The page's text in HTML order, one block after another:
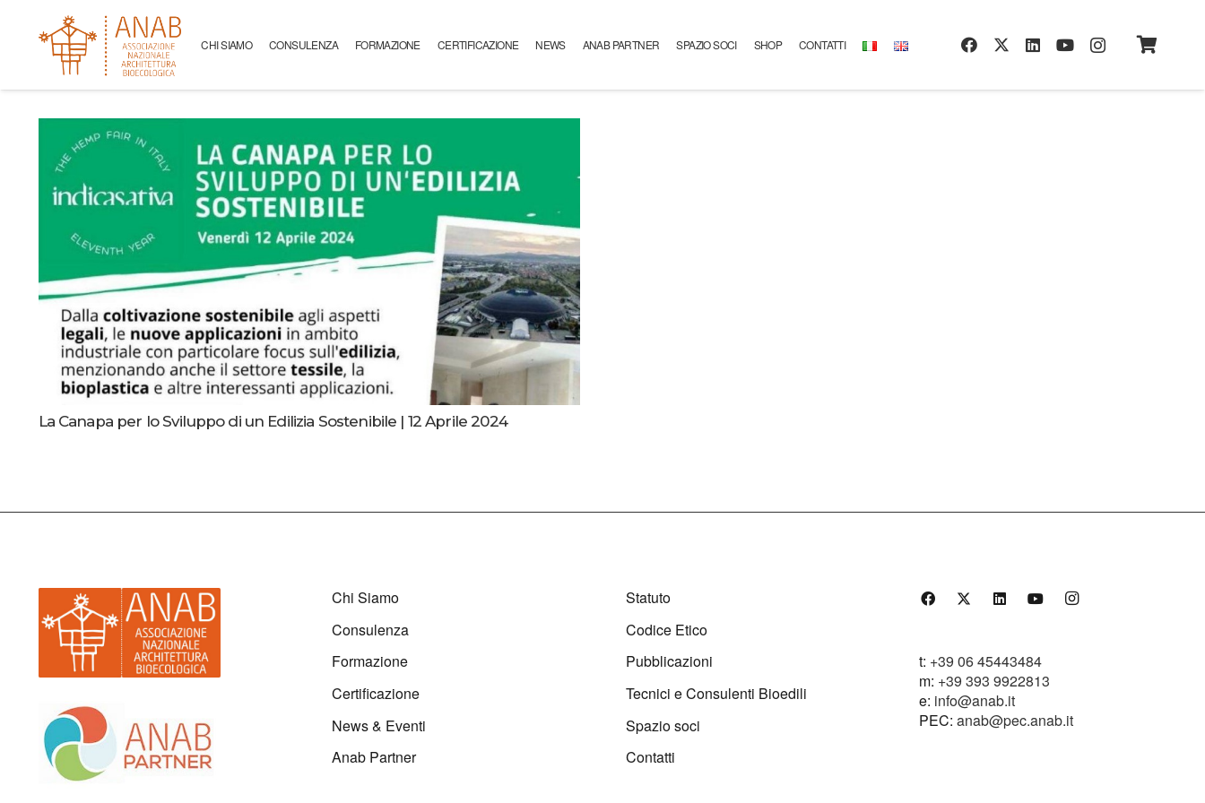
CHI SIAMO CONSULENZA FORMAZIONE CERTIFICAZIONE NEWS ANAB PARTNER SPAZIO SOCI SHOP CONTATTI
La Canapa per lo Sviluppo di un Edilizia Sostenibile | 12 Aprile 2024
Chi Siamo
Consulenza
Formazione
Certificazione
News & Eventi
Anab Partner
Statuto
Codice Etico
Pubblicazioni
Tecnici e Consulenti Bioedili
Spazio soci
Contatti
t: +39 06 45443484
m: +39 393 9922813
e: info@anab.it
PEC: anab@pec.anab.it